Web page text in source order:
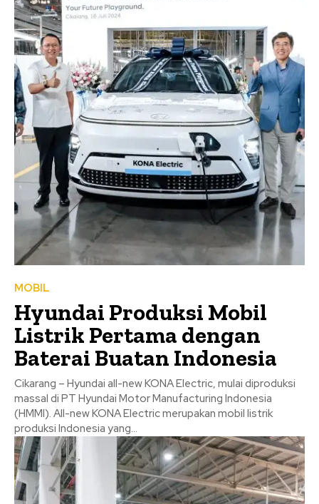
MOBIL
Hyundai Produksi Mobil
Listrik Pertama dengan
Baterai Buatan Indonesia
Cikarang – Hyundai all-new KONA Electric, mulai diproduksi
massal di PT Hyundai Motor Manufacturing Indonesia
(HMMI). All-new KONA Electric merupakan mobil listrik
produksi Indonesia yang...